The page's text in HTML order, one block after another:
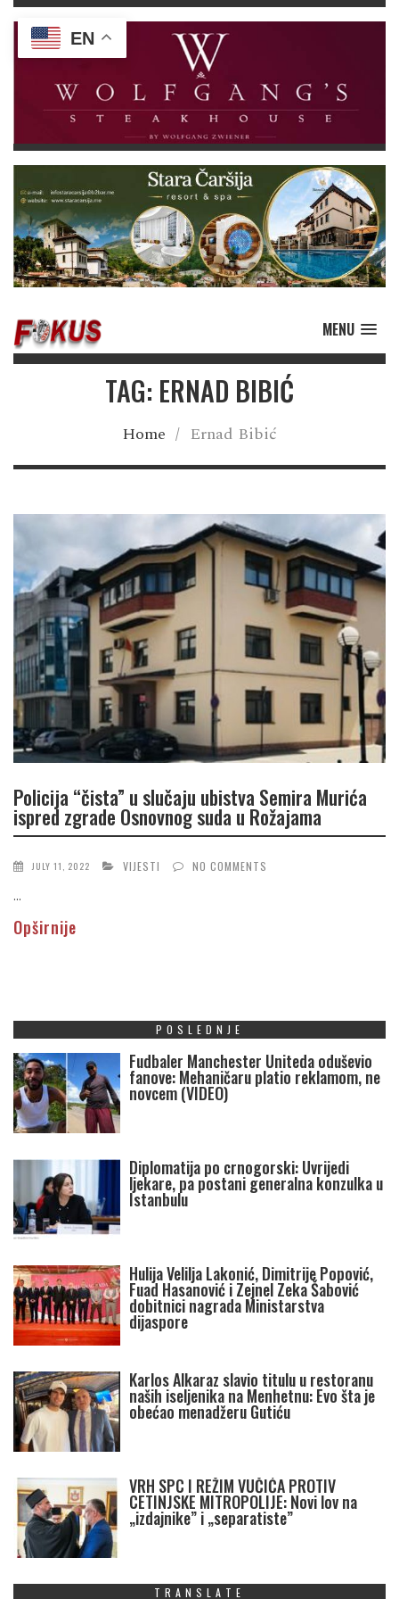
MENU
TAG: ERNAD BIBIĆ
Home / Ernad Bibić
Policija “čista” u slučaju ubistva Semira Murića
ispred zgrade Osnovnog suda u Rožajama
JULY 11, 2022 VIJESTI NO COMMENTS
...
Opširnije
POSLEDNJE
Fudbaler Manchester Uniteda oduševio
fanove: Mehaničaru platio reklamom, ne
novcem (VIDEO)
Diplomatija po crnogorski: Uvrijedi
ljekare, pa postani generalna konzulka u
Istanbulu
Hulija Velilja Lakonić, Dimitrije Popović,
Fuad Hasanović i Zejnel Zeka Šabović
dobitnici nagrada Ministarstva
dijaspore
Karlos Alkaraz slavio titulu u restoranu
naših iseljenika na Menhetnu: Evo šta je
obećao menadžeru Gutiću
VRH SPC I REŽIM VUČIĆA PROTIV
CETINJSKE MITROPOLIJE: Novi lov na
„izdajnike” i „separatiste”
TRANSLATE
EN